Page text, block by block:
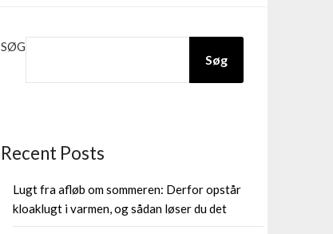
SØG
Søg
Recent Posts
Lugt fra afløb om sommeren: Derfor opstår
kloaklugt i varmen, og sådan løser du det